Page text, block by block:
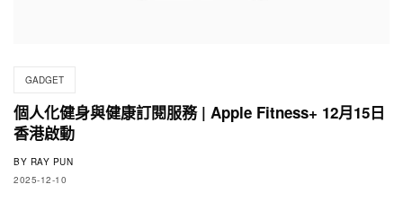
GADGET
個人化健身與健康訂閱服務 | Apple Fitness+ 12月15日
香港啟動
BY RAY PUN
2025-12-10